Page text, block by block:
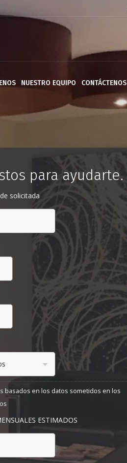
NUESTRO EQUIPO CONTÁCTENOS
para ayudarte.
solicitada
basados en los datos sometidos en los
ESTIMADOS